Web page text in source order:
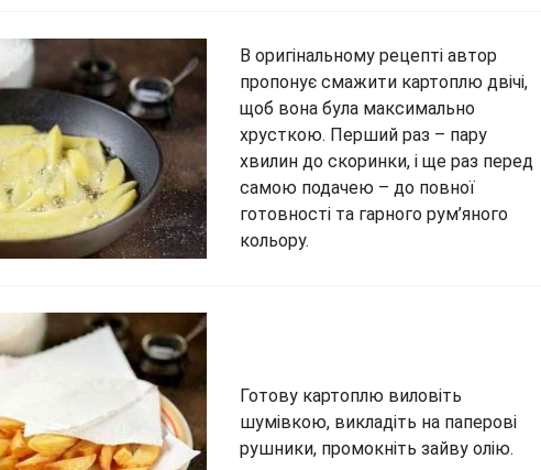
В оригінальному рецепті автор
пропонує смажити картоплю двічі,
щоб вона була максимально
хрусткою. Перший раз – пару
хвилин до скоринки, і ще раз перед
самою подачею – до повної
готовності та гарного рум’яного
кольору.
Готову картоплю виловіть
шумівкою, викладіть на паперові
рушники, промокніть зайву олію.